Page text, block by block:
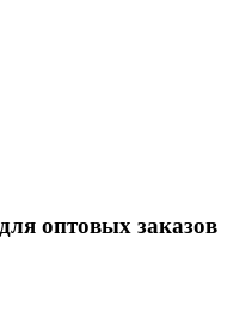
оптовых заказов